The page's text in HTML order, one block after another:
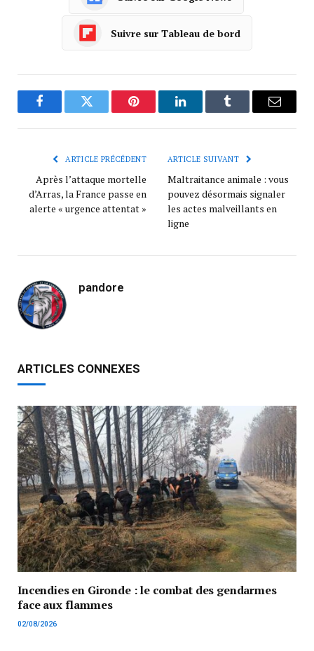
Suivre sur Tableau de bord
FacebookTwitter Pinterest LinkedInTumblr
ARTICLE PRÉCÉDENT
Après l’attaque mortelle
d’Arras, la France passe en
alerte « urgence attentat »
ARTICLE SUIVANT
Maltraitance animale : vous
pouvez désormais signaler
les actes malveillants en
ligne
pandore
ARTICLES CONNEXES
Incendies en Gironde : le combat des gendarmes
face aux flammes
02/08/2026